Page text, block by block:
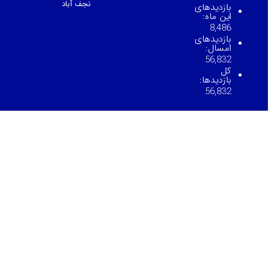
بازدیدهای
این ماه:
8,486
بازدیدهای
امسال:
56,832
کل
بازدیدها:
56,832
نجف آباد